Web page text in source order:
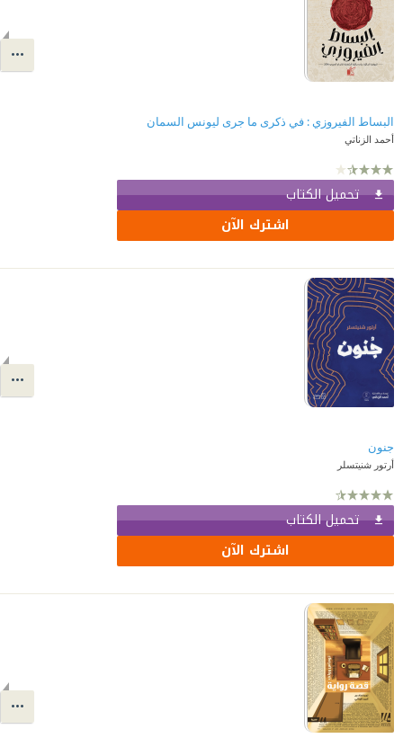
البساط الفيروزي : في ذكرى ما جرى ليونس السمان
أحمد الزناتي
تحميل الكتاب
اشترك الآن
جنون
أرتور شنيتسلر
تحميل الكتاب
اشترك الآن